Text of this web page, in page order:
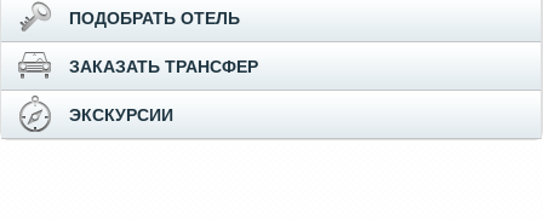
ПОДОБРАТЬ ОТЕЛЬ
ЗАКАЗАТЬ ТРАНСФЕР
ЭКСКУРСИИ